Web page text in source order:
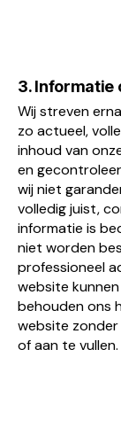
3. Informatie
Wij streven
zo actueel,
inhoud van
en
wij niet
volledig juist,
informatie is
niet worden
professioneel
website
behouden ons
website zonder
of aan te vullen.